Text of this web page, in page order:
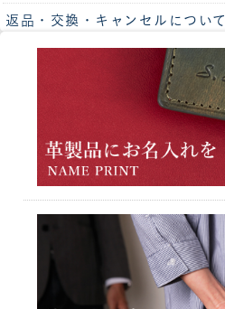
返品・交換・キャンセルについて